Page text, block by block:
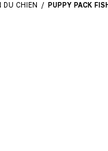
DU CHIEN / PUPPY PACK